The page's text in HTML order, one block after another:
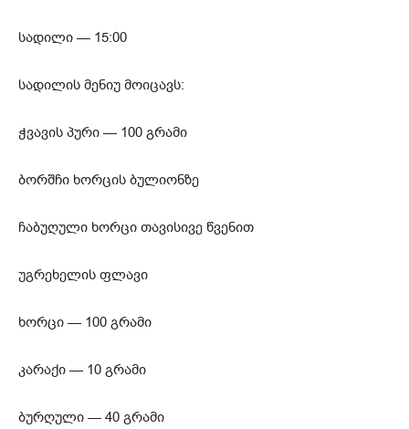
სადილი — 15:00
სადილის მენიუ მოიცავს:
ჭვავის პური — 100 გრამი
ბორშჩი ხორცის ბულიონზე
ჩაბუღული ხორცი თავისივე წვენით
უგრეხელის ფლავი
ხორცი — 100 გრამი
კარაქი — 10 გრამი
ბურღული — 40 გრამი